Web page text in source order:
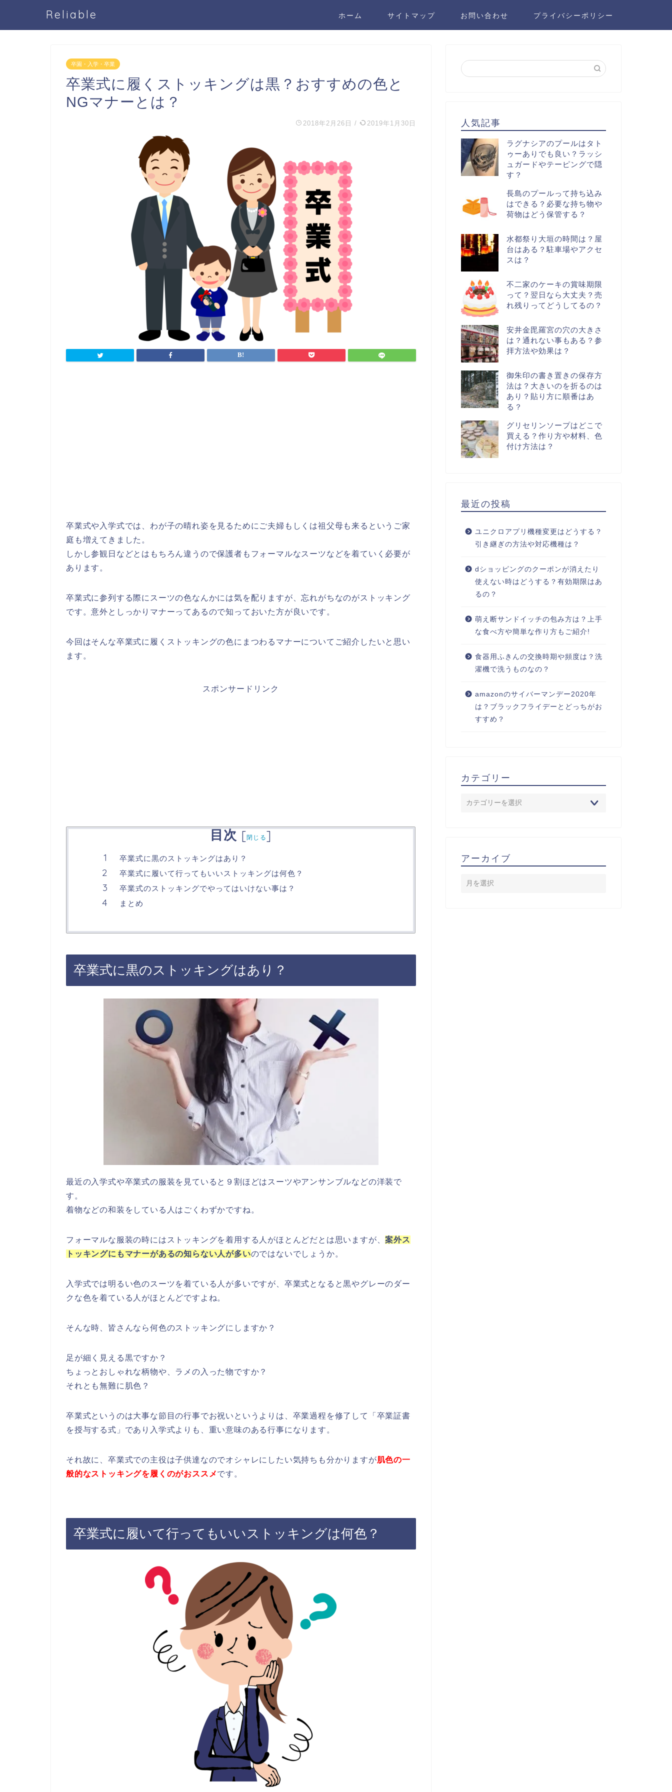
Reliable ホーム サイトマップ お問い合わせ プライバシーポリシー
卒園・入学・卒業
卒業式に履くストッキングは黒？おすすめの色と
NGマナーとは？
2018年2月26日 / 2019年1月30日
卒業式や入学式では、わが子の晴れ姿を見るためにご夫婦もしくは祖父母も来るというご家
庭も増えてきました。
しかし参観日などとはもちろん違うので保護者もフォーマルなスーツなどを着ていく必要が
あります。
卒業式に参列する際にスーツの色なんかには気を配りますが、忘れがちなのがストッキング
です。意外としっかりマナーってあるので知っておいた方が良いです。
今回はそんな卒業式に履くストッキングの色にまつわるマナーについてご紹介したいと思い
ます。
スポンサードリンク
目次 [閉じる]
卒業式に黒のストッキングはあり？
卒業式に履いて行ってもいいストッキングは何色？
卒業式のストッキングでやってはいけない事は？
まとめ
卒業式に黒のストッキングはあり？
最近の入学式や卒業式の服装を見ていると９割ほどはスーツやアンサンブルなどの洋装で
す。
着物などの和装をしている人はごくわずかですね。
フォーマルな服装の時にはストッキングを着用する人がほとんどだとは思いますが、案外ス
トッキングにもマナーがあるの知らない人が多いのではないでしょうか。
入学式では明るい色のスーツを着ている人が多いですが、卒業式となると黒やグレーのダー
クな色を着ている人がほとんどですよね。
そんな時、皆さんなら何色のストッキングにしますか？
足が細く見える黒ですか？
ちょっとおしゃれな柄物や、ラメの入った物ですか？
それとも無難に肌色？
卒業式というのは大事な節目の行事でお祝いというよりは、卒業過程を修了して「卒業証書
を授与する式」であり入学式よりも、重い意味のある行事になります。
それ故に、卒業式での主役は子供達なのでオシャレにしたい気持ちも分かりますが肌色の一
般的なストッキングを履くのがおススメです。
卒業式に履いて行ってもいいストッキングは何色？
人気記事
ラグナシアのプールはタト
ゥーありでも良い？ラッシ
ュガードやテーピングで隠
す？
長島のプールって持ち込み
はできる？必要な持ち物や
荷物はどう保管する？
水都祭り大垣の時間は？屋
台はある？駐車場やアクセ
スは？
不二家のケーキの賞味期限
って？翌日なら大丈夫？売
れ残りってどうしてるの？
安井金毘羅宮の穴の大きさ
は？通れない事もある？参
拝方法や効果は？
御朱印の書き置きの保存方
法は？大きいのを折るのは
あり？貼り方に順番はあ
る？
グリセリンソープはどこで
買える？作り方や材料、色
付け方法は？
最近の投稿
ユニクロアプリ機種変更はどうする？
引き継ぎの方法や対応機種は？
dショッピングのクーポンが消えたり
使えない時はどうする？有効期限はあ
るの？
萌え断サンドイッチの包み方は？上手
な食べ方や簡単な作り方もご紹介!
食器用ふきんの交換時期や頻度は？洗
濯機で洗うものなの？
amazonのサイバーマンデー2020年
は？ブラックフライデーとどっちがお
すすめ？
カテゴリー
アーカイブ